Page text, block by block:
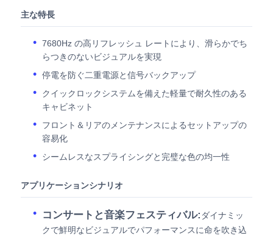
主な特長
7680Hz の高リフレッシュ レートにより、滑らかでち
らつきのないビジュアルを実現
停電を防ぐ二重電源と信号バックアップ
クイックロックシステムを備えた軽量で耐久性のある
キャビネット
フロント＆リアのメンテナンスによるセットアップの
容易化
シームレスなスプライシングと完璧な色の均一性
アプリケーションシナリオ
コンサートと音楽フェスティバル: ダイナミッ
クで鮮明なビジュアルでパフォーマンスに命を吹き込